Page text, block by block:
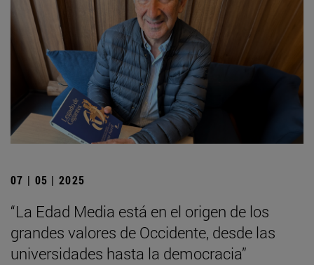
07 | 05 | 2025
“La Edad Media está en el origen de los
grandes valores de Occidente, desde las
universidades hasta la democracia”